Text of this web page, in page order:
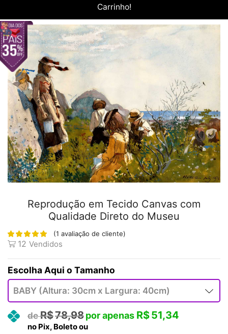
Carrinho!
Reprodução em Tecido Canvas com
Qualidade Direto do Museu
(1 avaliação de cliente)
12 Vendidos
Tamanho
R$78,98 R$51,34
no Pix, Boleto ou